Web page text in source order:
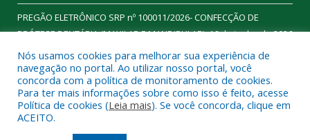
PREGÃO ELETRÔNICO SRP nº 100011/2026- CONFECÇÃO DE
PRÓTESE DENTÁRIA (MAXILAR E MANDIBULAR).16 de junho de 2026
Todos os direitos reservados a Prefeitura Municipal de
Ourilândia do Norte.
Nós usamos cookies para melhorar sua experiência de
navegação no portal. Ao utilizar nosso portal, você
concorda com a política de monitoramento de cookies.
Para ter mais informações sobre como isso é feito, acesse
Política de cookies (Leia mais). Se você concorda, clique em
ACEITO.